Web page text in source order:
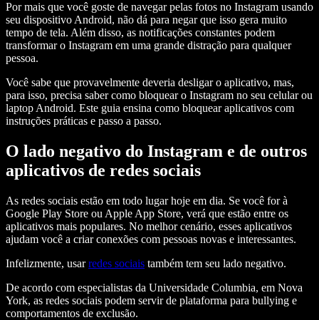
Por mais que você goste de navegar pelas fotos no Instagram usando
seu dispositivo Android, não dá para negar que isso gera muito
tempo de tela. Além disso, as notificações constantes podem
transformar o Instagram em uma grande distração para qualquer
pessoa.
Você sabe que provavelmente deveria desligar o aplicativo, mas,
para isso, precisa saber como bloquear o Instagram no seu celular ou
laptop Android. Este guia ensina como bloquear aplicativos com
instruções práticas e passo a passo.
O lado negativo do Instagram e de outros
aplicativos de redes sociais
As redes sociais estão em todo lugar hoje em dia. Se você for à
Google Play Store ou Apple App Store, verá que estão entre os
aplicativos mais populares. No melhor cenário, esses aplicativos
ajudam você a criar conexões com pessoas novas e interessantes.
Infelizmente, usarredes sociais também tem seu lado negativo.
De acordo com especialistas da Universidade Columbia, em Nova
York, as redes sociais podem servir de plataforma para bullying e
comportamentos de exclusão.